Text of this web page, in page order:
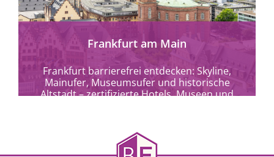
Frankfurt am Main
Frankfurt barrierefrei entdecken: Skyline,
Mainufer, Museumsufer und historische
Altstadt – zertifizierte Hotels, Museen und